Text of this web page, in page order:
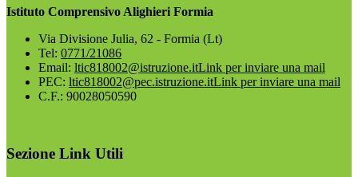
Istituto Comprensivo Alighieri Formia
Via Divisione Julia, 62 - Formia (Lt)
Tel: 0771/21086
Email: ltic818002@istruzione.itLink per inviare una mail
PEC: ltic818002@pec.istruzione.itLink per inviare una mail
C.F.: 90028050590
Sezione Link Utili